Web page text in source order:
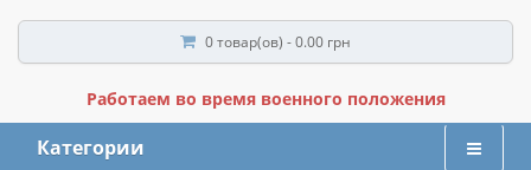
0 товар(ов) - 0.00 грн
Работаем во время военного положения
Категории